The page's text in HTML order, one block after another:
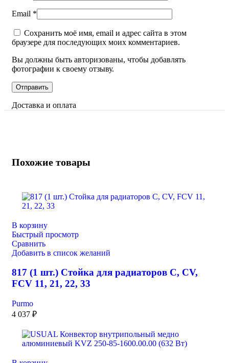
Email *
Сохранить моё имя, email и адрес сайта в этом
браузере для последующих моих комментариев.
Вы должны быть авторизованы, чтобы добавлять
фотографии к своему отзыву.
Доставка и оплата
Похожие товары
В корзину
Быстрый просмотр
Сравнить
Добавить в список желаний
817 (1 шт.) Стойка для радиаторов C, CV,
FCV 11, 21, 22, 33
Purmo
4 037 ₽